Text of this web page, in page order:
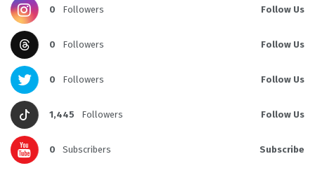
0 Followers Follow Us
0 Followers Follow Us
0 Followers Follow Us
1,445 Followers Follow Us
0 Subscribers Subscribe